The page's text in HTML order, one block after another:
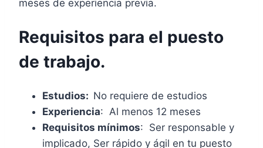
meses de experiencia previa.
Requisitos para el puesto
de trabajo.
Estudios: No requiere de estudios
Experiencia: Al menos 12 meses
Requisitos mínimos: Ser responsable y
implicado, Ser rápido y ágil en tu puesto